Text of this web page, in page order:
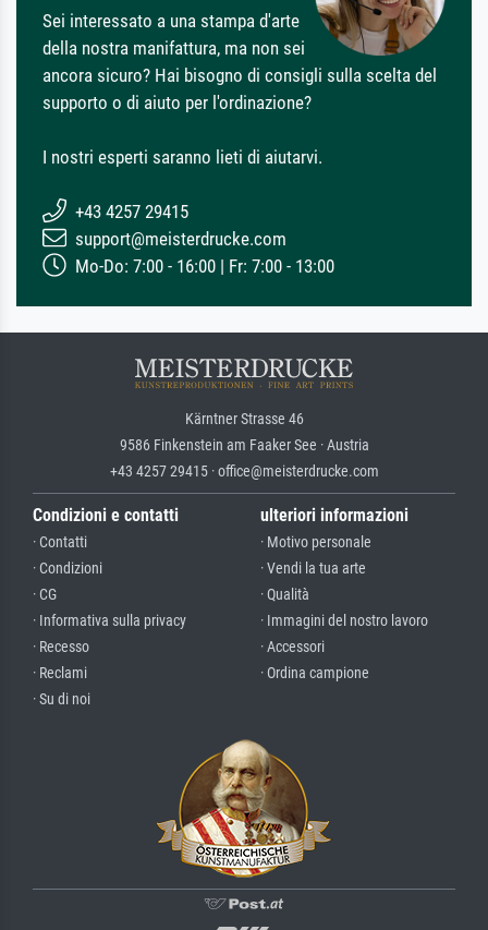
Sei interessato a una stampa d'arte
della nostra manifattura, ma non sei
ancora sicuro? Hai bisogno di consigli sulla scelta del
supporto o di aiuto per l'ordinazione?
I nostri esperti saranno lieti di aiutarvi.
+43 4257 29415
support@meisterdrucke.com
Mo-Do: 7:00 - 16:00 | Fr: 7:00 - 13:00
Kärntner Strasse 46
9586 Finkenstein am Faaker See · Austria
+43 4257 29415 · office@meisterdrucke.com
Condizioni e contatti
· Contatti
· Condizioni
· CG
· Informativa sulla privacy
· Recesso
· Reclami
· Su di noi
ulteriori informazioni
· Motivo personale
· Vendi la tua arte
· Qualità
· Immagini del nostro lavoro
· Accessori
· Ordina campione